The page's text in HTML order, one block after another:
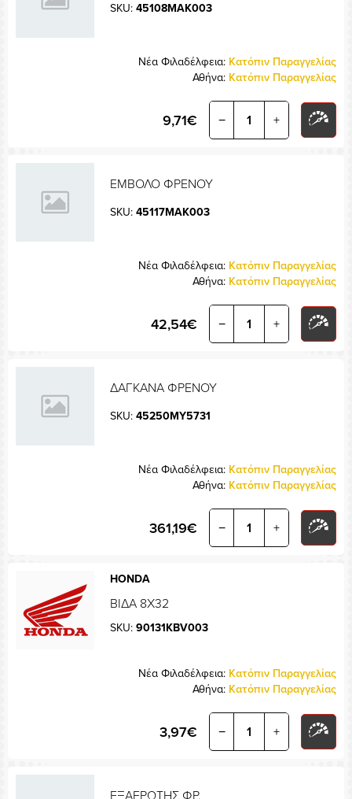
SKU: 45108MAK003
Νέα Φιλαδέλφεια: Κατόπιν Παραγγελίας
Αθήνα: Κατόπιν Παραγγελίας
9,71€ − +
ΕΜΒΟΛΟ ΦΡΕΝΟΥ
SKU: 45117MAK003
Νέα Φιλαδέλφεια: Κατόπιν Παραγγελίας
Αθήνα: Κατόπιν Παραγγελίας
42,54€ − +
ΔΑΓΚΑΝΑ ΦΡΕΝΟΥ
SKU: 45250MY5731
Νέα Φιλαδέλφεια: Κατόπιν Παραγγελίας
Αθήνα: Κατόπιν Παραγγελίας
361,19€ − +
HONDA
ΒΙΔΑ 8Χ32
SKU: 90131KBV003
Νέα Φιλαδέλφεια: Κατόπιν Παραγγελίας
Αθήνα: Κατόπιν Παραγγελίας
3,97€ − +
ΕΞΑΕΡΩΤΗΣ ΦΡ.